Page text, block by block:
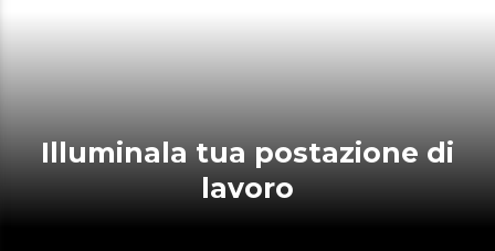
Illuminala tua postazione di
lavoro